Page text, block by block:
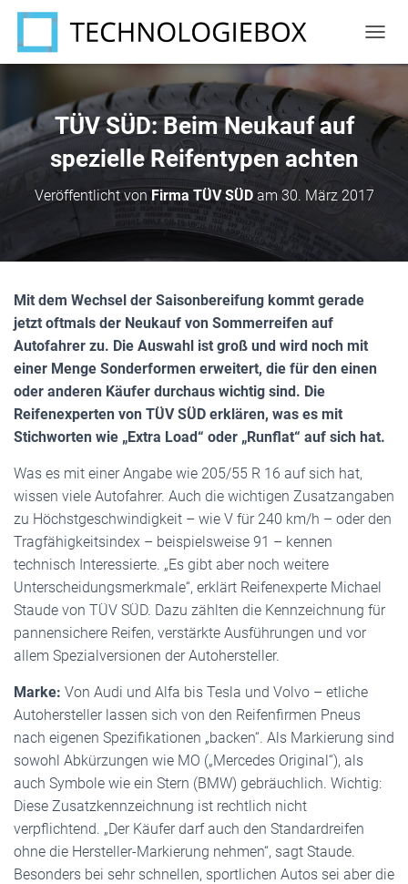
A
G
A
N
TÜV SÜD: Beim Neukauf auf
spezielle Reifentypen achten
Veröffentlicht von Firma TÜV SÜDam 30. März 2017
Mit dem Wechsel der Saisonbereifung kommt gerade
jetzt oftmals der Neukauf von Sommerreifen auf
Autofahrer zu. Die Auswahl ist groß und wird noch mit
einer Menge Sonderformen erweitert, die für den einen
oder anderen Käufer durchaus wichtig sind. Die
Reifenexperten von TÜV SÜD erklären, was es mit
Stichworten wie „Extra Load“ oder „Runflat“ auf sich hat.
Was es mit einer Angabe wie 205/55 R 16 auf sich hat,
wissen viele Autofahrer. Auch die wichtigen Zusatzangaben
zu Höchstgeschwindigkeit – wie V für 240 km/h – oder den
Tragfähigkeitsindex – beispielsweise 91 – kennen
technisch Interessierte. „Es gibt aber noch weitere
Unterscheidungsmerkmale“, erklärt Reifenexperte Michael
Staude von TÜV SÜD. Dazu zählten die Kennzeichnung für
pannensichere Reifen, verstärkte Ausführungen und vor
allem Spezialversionen der Autohersteller.
Marke: Von Audi und Alfa bis Tesla und Volvo – etliche
Autohersteller lassen sich von den Reifenfirmen Pneus
nach eigenen Spezifikationen „backen“. Als Markierung sind
sowohl Abkürzungen wie MO („Mercedes Original“), als
auch Symbole wie ein Stern (BMW) gebräuchlich. Wichtig:
Diese Zusatzkennzeichnung ist rechtlich nicht
verpflichtend. „Der Käufer darf auch den Standardreifen
ohne die Hersteller-Markierung nehmen“, sagt Staude.
Besonders bei sehr schnellen, sportlichen Autos sei aber die